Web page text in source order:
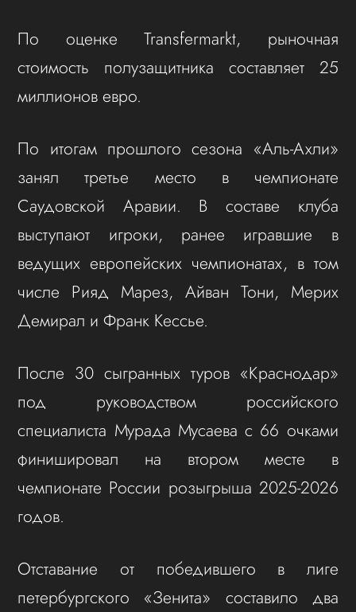
По оценке Transfermarkt, рыночная
стоимость полузащитника составляет 25
миллионов евро.
По итогам прошлого сезона «Аль‑Ахли»
занял третье место в чемпионате
Саудовской Аравии. В составе клуба
выступают игроки, ранее игравшие в
ведущих европейских чемпионатах, в том
числе Рияд Марез, Айван Тони, Мерих
Демирал и Франк Кессье.
После 30 сыгранных туров «Краснодар»
под руководством российского
специалиста Мурада Мусаева с 66 очками
финишировал на втором месте в
чемпионате России розыгрыша 2025-2026
годов.
Отставание от победившего в лиге
петербургского «Зенита» составило два